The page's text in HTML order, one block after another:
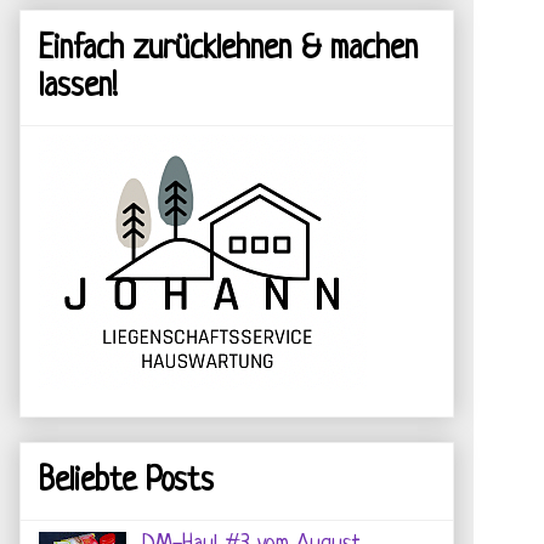
Einfach zurücklehnen & machen
lassen!
Beliebte Posts